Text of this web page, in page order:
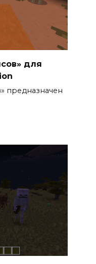
для
предназначен